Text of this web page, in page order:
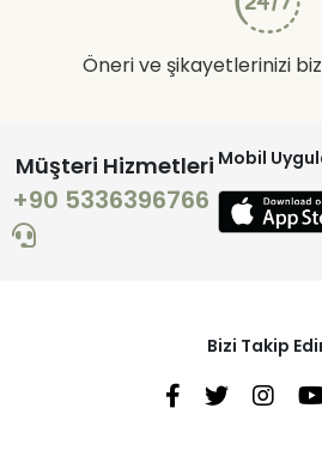
Öneri ve şikayetlerinizi
Müşteri Hizmetleri
+90 5336396766
Mobil
Bizi Takip